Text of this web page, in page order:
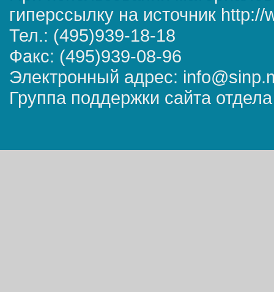
гиперссылку на источник
Тел.: (495)939-18-18
Факс: (495)939-08-96
Электронный адрес:
Группа поддержки сайта